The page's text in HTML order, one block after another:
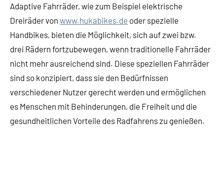
Adaptive Fahrräder, wie zum Beispiel elektrische
Dreiräder von www.hukabikes.de oder spezielle
Handbikes, bieten die Möglichkeit, sich auf zwei bzw.
drei Rädern fortzubewegen, wenn traditionelle Fahrräder
nicht mehr ausreichend sind. Diese speziellen Fahrräder
sind so konzipiert, dass sie den Bedürfnissen
verschiedener Nutzer gerecht werden und ermöglichen
es Menschen mit Behinderungen, die Freiheit und die
gesundheitlichen Vorteile des Radfahrens zu genießen.